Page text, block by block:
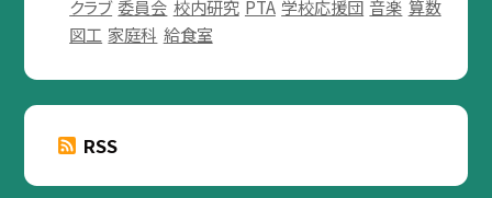
クラブ 委員会 校内研究 PTA 学校応援団 音楽 算数
図工 家庭科 給食室
RSS